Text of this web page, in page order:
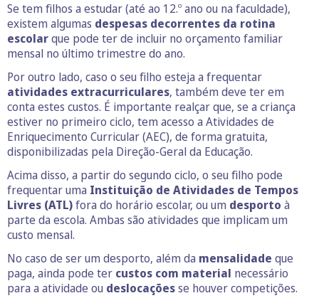
Se tem filhos a estudar (até ao 12.º ano ou na faculdade),
existem algumas despesas decorrentes da rotina
escolarque pode ter de incluir no orçamento familiar
mensal no último trimestre do ano.
Por outro lado, caso o seu filho esteja a frequentar
atividades extracurriculares, também deve ter em
conta estes custos. É importante realçar que, se a criança
estiver no primeiro ciclo, tem acesso a Atividades de
Enriquecimento Curricular (AEC), de forma gratuita,
disponibilizadas pela Direção-Geral da Educação.
Acima disso, a partir do segundo ciclo, o seu filho pode
frequentar uma Instituição de Atividades de Tempos
Livres (ATL)fora do horário escolar, ou um desporto à
parte da escola. Ambas são atividades que implicam um
custo mensal.
No caso de ser um desporto, além da mensalidade que
paga, ainda pode ter custos com material necessário
para a atividade ou deslocaçõesse houver competições.